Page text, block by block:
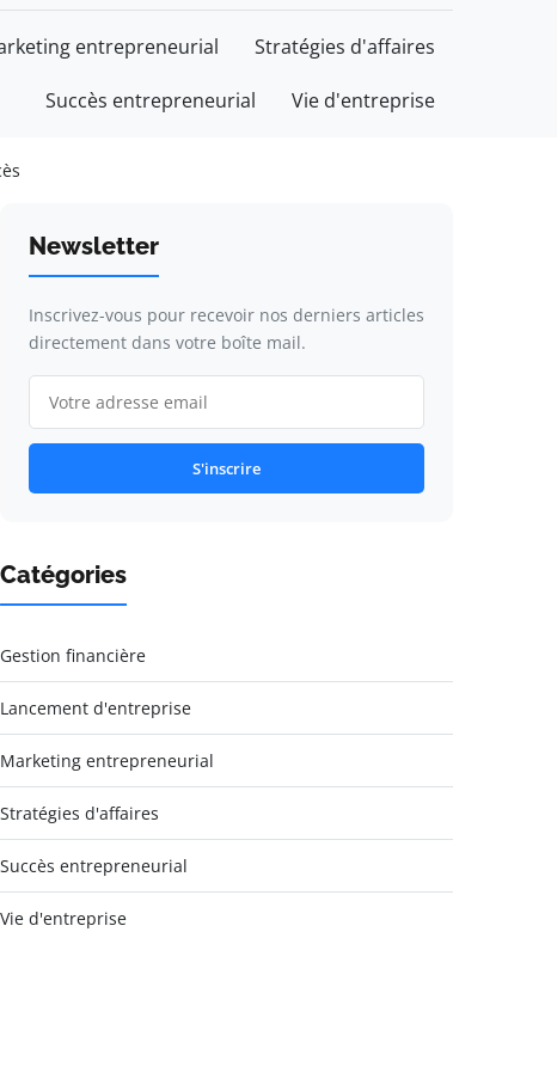
entrepreneurial Stratégies d'affaires
Succès entrepreneurial Vie d'entreprise
Newsletter
Inscrivez-vous pour recevoir nos derniers articles
directement dans votre boîte mail.
S'inscrire
Catégories
Gestion financière
Lancement d'entreprise
Marketing entrepreneurial
Stratégies d'affaires
Succès entrepreneurial
Vie d'entreprise